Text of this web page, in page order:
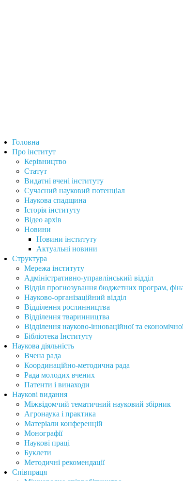
Головна
Про інститут
Керівництво
Статут
Видатні вчені інституту
Сучасний науковий потенціал
Наукова спадщина
Історія інституту
Відео архів
Новини
Новини інституту
Актуальні новини
Структура
Мережа інституту
Адміністративно-управлінський відділ
Відділ прогнозування бюджетних програм,
Науково-організаційний відділ
Відділення рослинництва
Відділення тваринництва
Відділення науково-інноваційної та
Бібліотека Інституту
Наукова діяльність
Вчена рада
Координаційно-методична рада
Рада молодих вчених
Патенти і винаходи
Наукові видання
Міжвідомчий тематичний науковий збірник
Агронаука і практика
Матеріали конференцій
Монографії
Наукові праці
Буклети
Методичні рекомендації
Співпраця